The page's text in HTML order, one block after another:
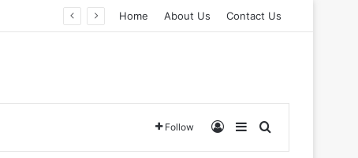
Home About Us Contact Us
Follow Log InSidebarSearch for